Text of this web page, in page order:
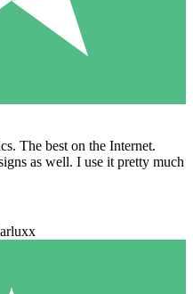
The best on the Internet.
as well. I use it pretty much